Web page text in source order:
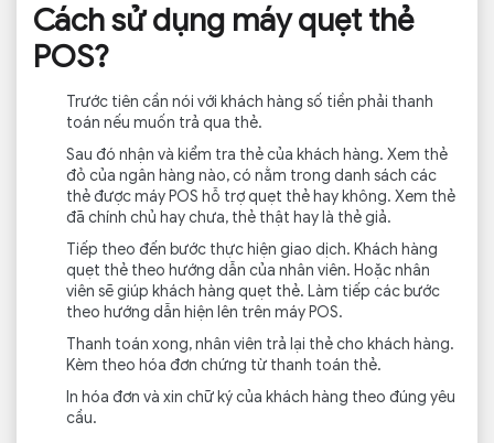
Cách sử dụng máy quẹt thẻ
POS?
Trước tiên cần nói với khách hàng số tiền phải thanh
toán nếu muốn trả qua thẻ.
Sau đó nhận và kiểm tra thẻ của khách hàng. Xem thẻ
đỏ của ngân hàng nào, có nằm trong danh sách các
thẻ được máy POS hỗ trợ quẹt thẻ hay không. Xem thẻ
đã chính chủ hay chưa, thẻ thật hay là thẻ giả.
Tiếp theo đến bước thực hiện giao dịch. Khách hàng
quẹt thẻ theo hướng dẫn của nhân viên. Hoặc nhân
viên sẽ giúp khách hàng quẹt thẻ. Làm tiếp các bước
theo hướng dẫn hiện lên trên máy POS.
Thanh toán xong, nhân viên trả lại thẻ cho khách hàng.
Kèm theo hóa đơn chứng từ thanh toán thẻ.
In hóa đơn và xin chữ ký của khách hàng theo đúng yêu
cầu.